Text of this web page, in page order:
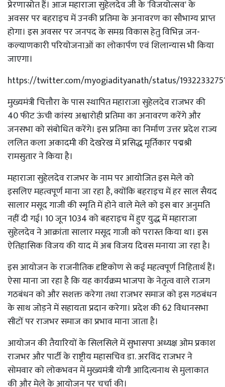
प्रेरणास्रोत हैं। आज महाराजा सुहेलदेव जी के 'विजयोत्सव' के
अवसर पर बहराइच में उनकी प्रतिमा के अनावरण का सौभाग्य प्राप्त
होगा। इस अवसर पर जनपद के समग्र विकास हेतु विभिन्न जन-
कल्याणकारी परियोजनाओं का लोकार्पण एवं शिलान्यास भी किया
जाएगा।
https://twitter.com/myogiadityanath/status/
मुख्यमंत्री चित्तौरा के पास स्थापित महाराजा सुहेलदेव राजभर की
40 फीट ऊंची कांस्य अश्वारोही प्रतिमा का अनावरण करेंगे और
जनसभा को संबोधित करेंगे। इस प्रतिमा का निर्माण उत्तर प्रदेश राज्य
ललित कला अकादमी की देखरेख में प्रसिद्ध मूर्तिकार पद्मश्री
रामसुतार ने किया है।
महाराजा सुहेलदेव राजभर के नाम पर आयोजित इस मेले को
इसलिए महत्वपूर्ण माना जा रहा है, क्योंकि बहराइच में हर साल सैयद
सालार मसूद गाजी की स्मृति में होने वाले मेले को इस बार अनुमति
नहीं दी गई। 10 जून 1034 को बहराइच में हुए युद्ध में महाराजा
सुहेलदेव ने आक्रांता सालार मसूद गाजी को परास्त किया था। इस
ऐतिहासिक विजय की याद में अब विजय दिवस मनाया जा रहा है।
इस आयोजन के राजनीतिक दृष्टिकोण से कई महत्वपूर्ण निहितार्थ हैं।
ऐसा माना जा रहा है कि यह कार्यक्रम भाजपा के नेतृत्व वाले राजग
गठबंधन को और सशक्त करेगा तथा राजभर समाज को इस गठबंधन
के साथ जोड़ने में सहायता प्रदान करेगा। प्रदेश की 62 विधानसभा
सीटों पर राजभर समाज का प्रभाव माना जाता है।
आयोजन की तैयारियों के सिलसिले में सुभासपा अध्यक्ष ओम प्रकाश
राजभर और पार्टी के राष्ट्रीय महासचिव डा. अरविंद राजभर ने
सोमवार को लोकभवन में मुख्यमंत्री योगी आदित्यनाथ से मुलाकात
की और मेले के आयोजन पर चर्चा की।